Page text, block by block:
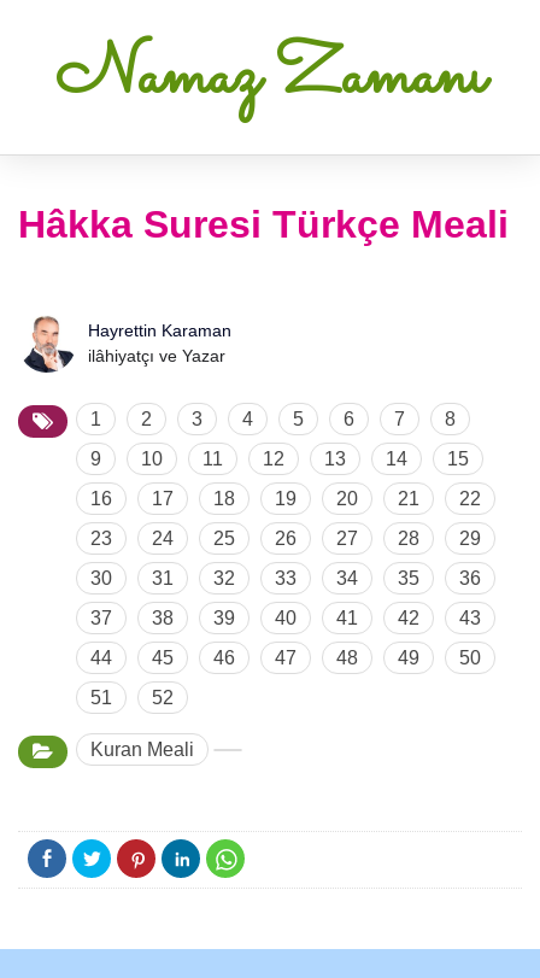
Namaz Zamanı
Hâkka Suresi Türkçe Meali
Hayrettin Karaman
ilâhiyatçı ve Yazar
1 2 3 4 5 6 7
8
9
10 11 12 13 14
15
16
17 18 19 20 21
22
23
24 25 26 27 28
29
30
31 32 33 34 35
36
37
38 39 40 41 42
43
44
45 46 47 48 49
50
51
52
Kuran Meali